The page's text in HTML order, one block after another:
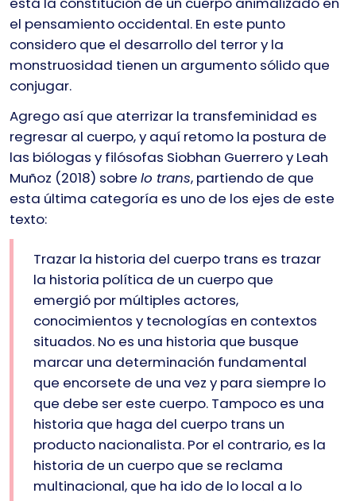
el pensamiento occidental. En este punto
considero que el desarrollo del terror y la
monstruosidad tienen un argumento sólido que
conjugar.
Agrego así que aterrizar la transfeminidad es
regresar al cuerpo, y aquí retomo la postura de
las biólogas y filósofas Siobhan Guerrero y Leah
Muñoz (2018) sobre lo trans, partiendo de que
esta última categoría es uno de los ejes de este
texto:
Trazar la historia del cuerpo trans es trazar
la historia política de un cuerpo que
emergió por múltiples actores,
conocimientos y tecnologías en contextos
situados. No es una historia que busque
marcar una determinación fundamental
que encorsete de una vez y para siempre lo
que debe ser este cuerpo. Tampoco es una
historia que haga del cuerpo trans un
producto nacionalista. Por el contrario, es la
historia de un cuerpo que se reclama
multinacional, que ha ido de lo local a lo